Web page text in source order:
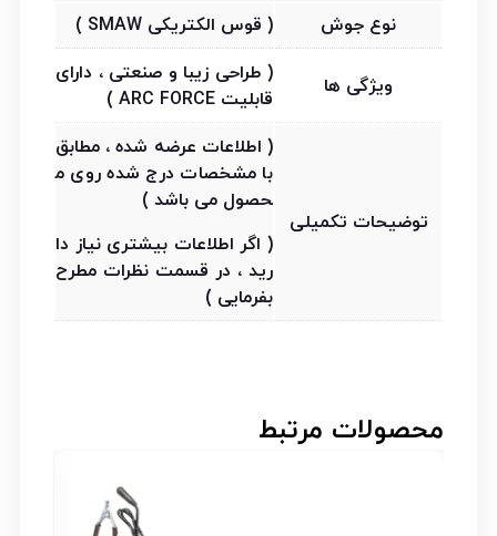
نوع جوش
( قوس الکتریکی SMAW )
ویژگی ها
( طراحی زیبا و صنعتی ، دارای
قابلیت ARC FORCE )
توضیحات تکمیلی
( اطلاعات عرضه شده ، مطابق
با مشخصات درج شده روی م
حصول می باشد )
( اگر اطلاعات بیشتری نیاز دا
رید ، در قسمت نظرات مطرح
بفرمایی )
محصولات مرتبط